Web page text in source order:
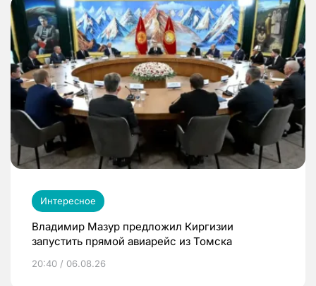
Интересное
Владимир Мазур предложил Киргизии
запустить прямой авиарейс из Томска
20:40 / 06.08.26